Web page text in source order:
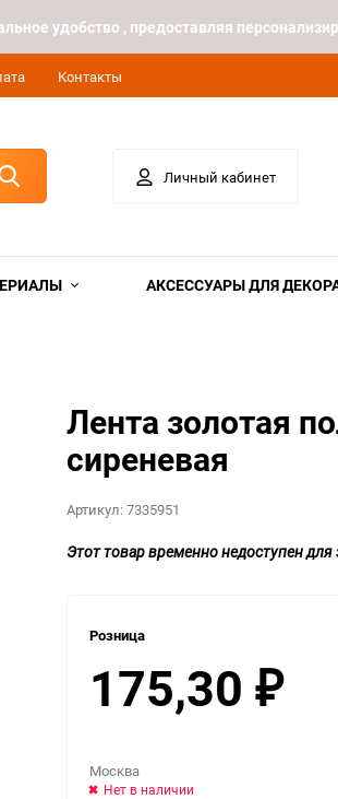
удобство , предоставляя
Контакты
Личный кабинет
АКСЕССУАРЫ ДЛЯ
Лента золотая
сиреневая
Артикул:7335951
Этот товар временно недоступен для
Розница
175,30 ₽
Москва
Нет в наличии